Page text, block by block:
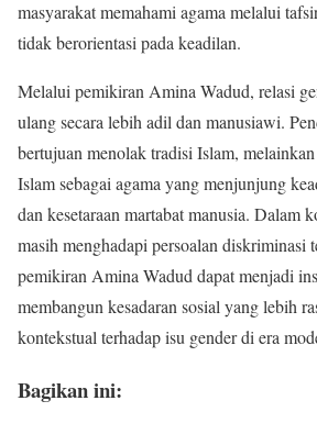
masyarakat memahami agama melalui
tidak berorientasi pada keadilan.
Melalui pemikiran Amina Wadud, relasi
ulang secara lebih adil dan manusiawi.
bertujuan menolak tradisi Islam,
Islam sebagai agama yang menjunjung
dan kesetaraan martabat manusia. Dalam
masih menghadapi persoalan diskriminasi
pemikiran Amina Wadud dapat menjadi
membangun kesadaran sosial yang lebih
kontekstual terhadap isu gender di era
Bagikan ini: